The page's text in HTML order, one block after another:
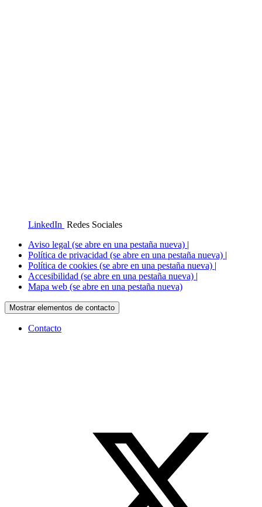
LinkedIn Redes Sociales
Aviso legal (se abre en una pestaña nueva) |
Política de privacidad (se abre en una pestaña nueva) |
Política de cookies (se abre en una pestaña nueva) |
Accesibilidad (se abre en una pestaña nueva) |
Mapa web (se abre en una pestaña nueva)
Mostrar elementos de contacto
Contacto